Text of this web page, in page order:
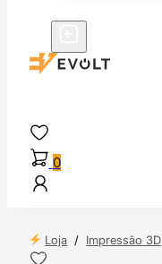
0
Loja / Impressão 3D